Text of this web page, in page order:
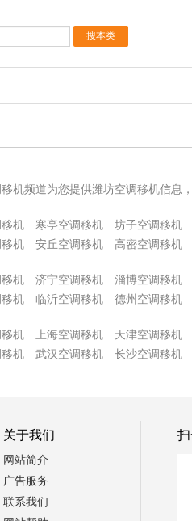
机频道为您提供潍坊空调移机信息
机 寒亭空调移机 坊子空调移机
机
安丘空调移机 高密空调移机
机 济宁空调移机 淄博空调移机
机
临沂空调移机 德州空调移机
机 上海空调移机 天津空调移机
机
武汉空调移机 长沙空调移机
关于我们
网站简介
广告服务
联系我们